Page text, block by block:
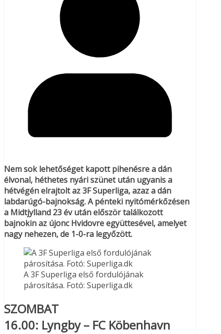
Nem sok lehetőséget kapott pihenésre a dán
élvonal, héthetes nyári szünet után ugyanis a
hétvégén elrajtolt az 3F Superliga, azaz a dán
labdarúgó-bajnokság. A pénteki nyitómérkőzésen
a Midtjylland 23 év után először találkozott
bajnokin az újonc Hvidovre együttesével, amelyet
nagy nehezen, de 1-0-ra legyőzött.
A 3F Superliga első fordulójának
párosítása. Fotó: Superliga.dk
SZOMBAT
16.00: Lyngby – FC Köbenhavn